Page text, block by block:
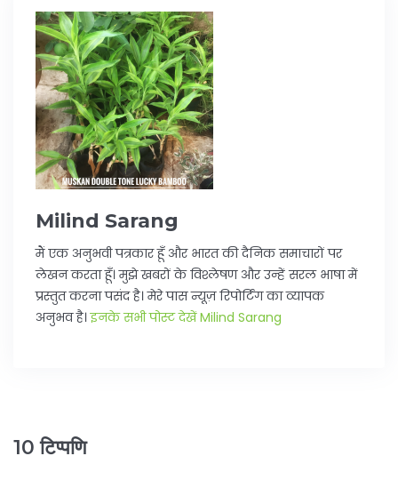
Milind Sarang
मैं एक अनुभवी पत्रकार हूँ और भारत की दैनिक समाचारों पर
लेखन करता हूँ। मुझे खबरों के विश्लेषण और उन्हें सरल भाषा में
प्रस्तुत करना पसंद है। मेरे पास न्यूज़ रिपोर्टिंग का व्यापक
अनुभव है।इनके सभी पोस्ट देखें Milind Sarang
10 टिप्पणि